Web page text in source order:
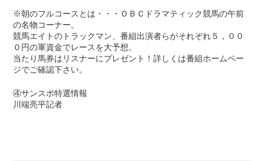
※朝のフルコースとは・・・ＯＢＣドラマティック競馬の午前
の名物コーナー。
競馬エイトのトラックマン、番組出演者らがそれぞれ５，００
０円の軍資金でレースを大予想。
当たり馬券はリスナーにプレゼント！詳しくは番組ホームペー
ジでご確認下さい。
④サンスポ特選情報
川端亮平記者